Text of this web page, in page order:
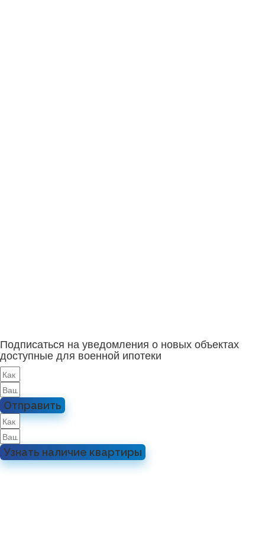
Подписаться на уведомления о новых объектах
доступные для военной ипотеки
Отправить
Узнать наличие квартиры